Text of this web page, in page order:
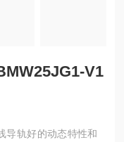
V1
导轨好的动态特性和